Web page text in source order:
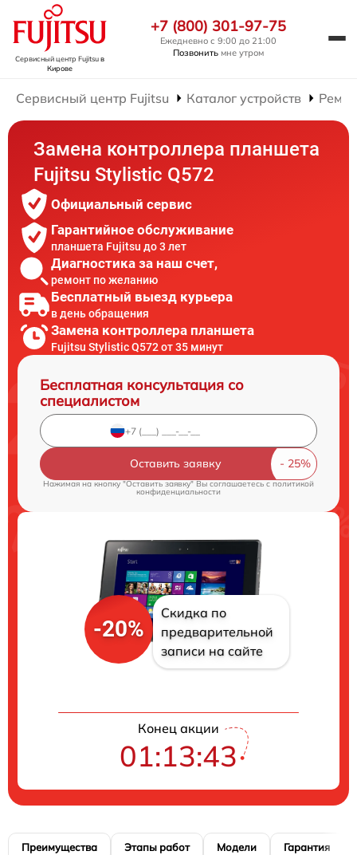
Сервисный центр Fujitsuв
Кирове
+7 (800) 301-97-75
Ежедневно с 9:00 до 21:00
Позвонить мне утром
Сервисный центр Fujitsu Каталог устройств
Замена контроллера планшета
Fujitsu Stylistic Q572
Официальный сервис
Гарантийное обслуживание
планшета Fujitsu до 3 лет
Диагностика за наш счет,
ремонт по желанию
Бесплатный выезд курьера
в день обращения
Замена контроллера планшета
Fujitsu Stylistic Q572 от 35 минут
Бесплатная консультация со
специалистом
Оставить заявку
Нажимая на кнопку "Оставить заявку" Вы соглашаетесь cполитикой
конфиденциальности
-20%
Скидка по
предварительной
записи на сайте
Конец акции
01:13:42
Преимущества Этапы работ Модели Гарантия